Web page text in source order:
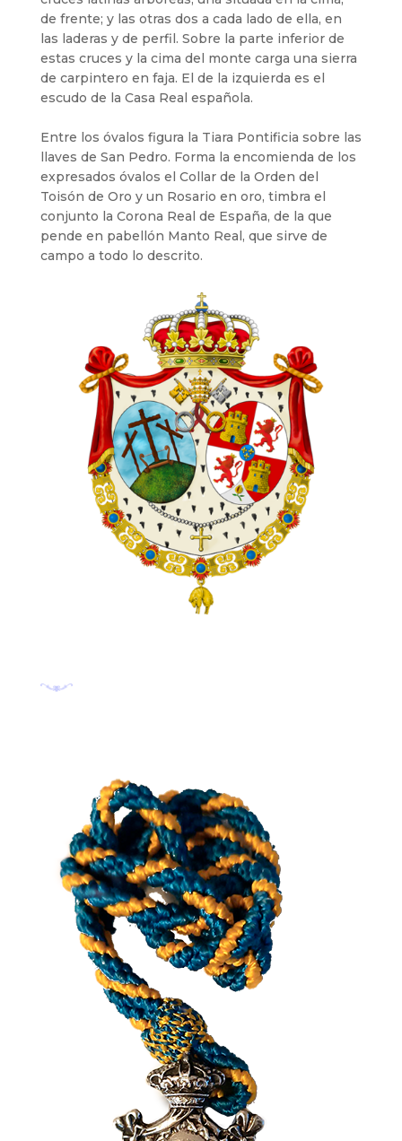
de frente; y las otras dos a cada lado de ella, en
las laderas y de perfil. Sobre la parte inferior de
estas cruces y la cima del monte carga una sierra
de carpintero en faja. El de la izquierda es el
escudo de la Casa Real española.
Entre los óvalos figura la Tiara Pontificia sobre las
llaves de San Pedro. Forma la encomienda de los
expresados óvalos el Collar de la Orden del
Toisón de Oro y un Rosario en oro, timbra el
conjunto la Corona Real de España, de la que
pende en pabellón Manto Real, que sirve de
campo a todo lo descrito.